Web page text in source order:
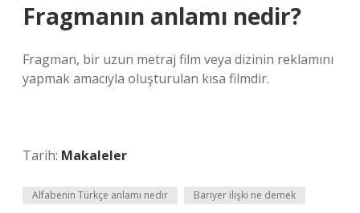
Fragmanın anlamı nedir?
Fragman, bir uzun metraj film veya dizinin reklamını
yapmak amacıyla oluşturulan kısa filmdir.
Tarih: Makaleler
Alfabenin Türkçe anlamı nedir Bariyer ilişki ne demek